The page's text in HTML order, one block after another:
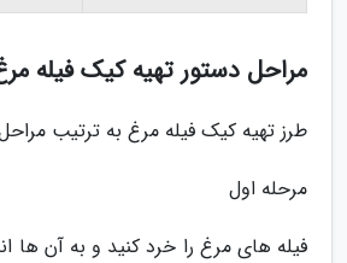
مراحل دستور تهیه کیک فیله
طرز تهیه کیک فیله مرغ به ترتیب
مرحله اول
فیله های مرغ را خرد کنید و به آن ها